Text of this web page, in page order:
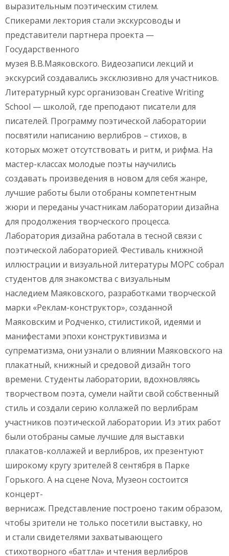
выразительным поэтическим стилем.
Спикерами лектория стали экскурсоводы и
представители партнера проекта —
Государственного
музея В.В.Маяковского. Видеозаписи лекций и
экскурсий создавались эксклюзивно для участников.
Литературный курс организован Creative Writing
School — школой, где преподают писатели для
писателей. Программу поэтической лаборатории
посвятили написанию верлибров – стихов, в
которых может отсутствовать и ритм, и рифма. На
мастер-классах молодые поэты научились
создавать произведения в новом для себя жанре,
лучшие работы были отобраны компетентным
жюри и переданы участникам лаборатории дизайна
для продолжения творческого процесса.
Лаборатория дизайна работала в тесной связи с
поэтической лабораторией. Фестиваль книжной
иллюстрации и визуальной литературы МОРС собрал
студентов для знакомства с визуальным
наследием Маяковского, разработками творческой
марки «Реклам-конструктор», созданной
Маяковским и Родченко, стилистикой, идеями и
манифестами эпохи конструктивизма и
супрематизма, они узнали о влиянии Маяковского на
плакатный, книжный и средовой дизайн того
времени. Студенты лаборатории, вдохновляясь
творчеством поэта, сумели найти свой собственный
стиль и создали серию коллажей по верлибрам
участников поэтической лаборатории. Из этих работ
были отобраны самые лучшие для выставки
плакатов-коллажей и верлибров, их презентуют
широкому кругу зрителей 8 сентября в Парке
Горького. А на сцене Nova, Музеон состоится
концерт-
вернисаж. Представление построено таким образом,
чтобы зрители не только посетили выставку, но
и стали свидетелями захватывающего
стихотворного «баттла» и чтения верлибров